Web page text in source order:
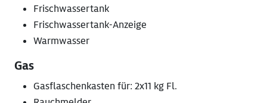
Frischwassertank
Frischwassertank-Anzeige
Warmwasser
Gas
Gasflaschenkasten für: 2x11 kg Fl.